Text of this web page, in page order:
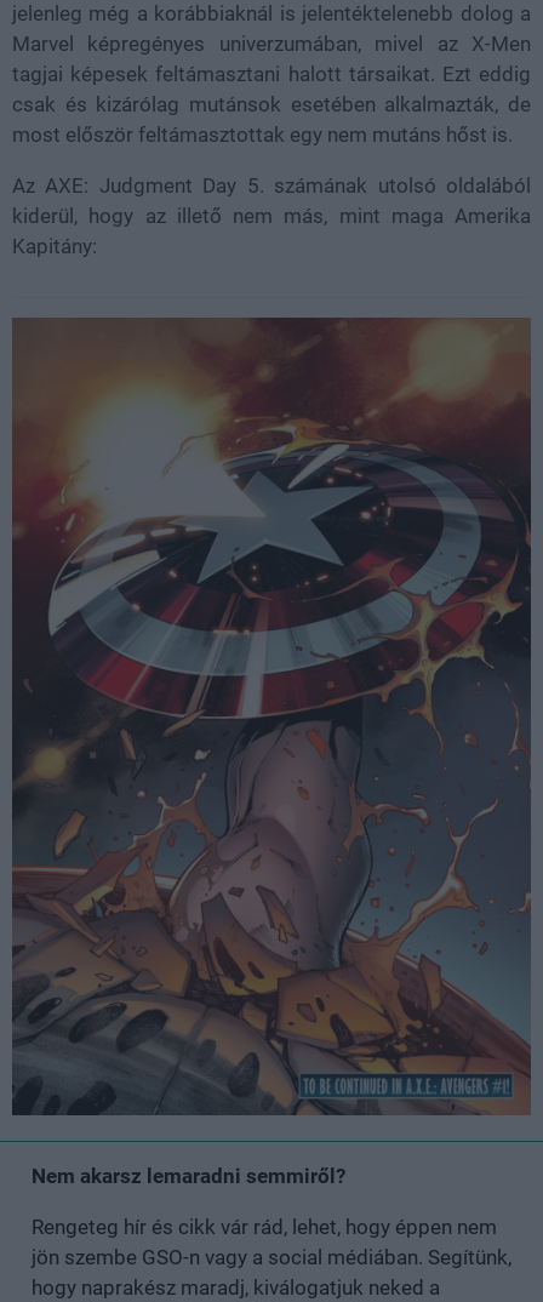
jelenleg még a korábbiaknál is jelentéktelenebb dolog a
Marvel képregényes univerzumában, mivel az X-Men
tagjai képesek feltámasztani halott társaikat. Ezt eddig
csak és kizárólag mutánsok esetében alkalmazták, de
most először feltámasztottak egy nem mutáns hőst is.
Az AXE: Judgment Day 5. számának utolsó oldalából
kiderül, hogy az illető nem más, mint maga Amerika
Kapitány:
Nem akarsz lemaradni semmiről?
Rengeteg hír és cikk vár rád, lehet, hogy éppen nem
jön szembe GSO-n vagy a social médiában. Segítünk,
hogy naprakész maradj, kiválogatjuk neked a